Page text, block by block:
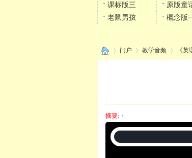
课标版三
原版童
老鼠男孩
概念版
陈雷
门户 教学音频 《
摘要: ·